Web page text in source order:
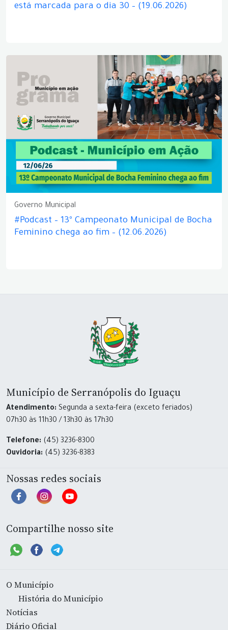
está marcada para o dia 30 – (19.06.2026)
Governo Municipal
#Podcast – 13º Campeonato Municipal de Bocha
Feminino chega ao fim – (12.06.2026)
Município de Serranópolis do Iguaçu
Atendimento: Segunda a sexta-feira (exceto feriados)
07h30 às 11h30 / 13h30 às 17h30
Telefone: (45) 3236-8300
Ouvidoria: (45) 3236-8383
Nossas redes sociais
Compartilhe nosso site
O Município
História do Município
Notícias
Diário Oficial